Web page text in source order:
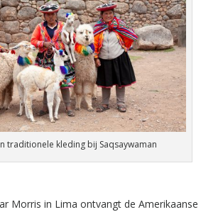
traditionele kleding bij Saqsaywaman
Morris in Lima ontvangt de Amerikaanse